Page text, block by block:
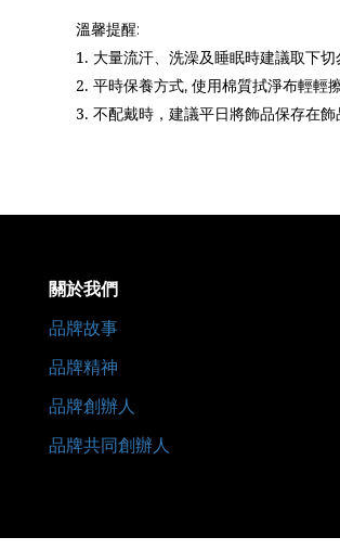
溫馨提醒:
1. 大量流汗、洗澡及睡眠時建議取下
2. 平時保養方式, 使用棉質拭淨布輕輕
3. 不配戴時，建議平日將飾品保存在
關於我們
品牌故事
品牌精神
品牌創辦人
品牌共同創辦人